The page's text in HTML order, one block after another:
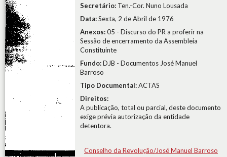
Secretário: Ten.-Cor. Nuno Lousada
Data:Sexta, 2 de Abril de 1976
Anexos:05 - Discurso do PR a proferir na
Sessão de encerramento da Assembleia
Constituinte
Fundo:DJB - Documentos José Manuel
Barroso
Tipo Documental:ACTAS
Direitos:
A publicação, total ou parcial, deste documento
exige prévia autorização da entidade
detentora.
Conselho da Revolução/José Manuel Barroso